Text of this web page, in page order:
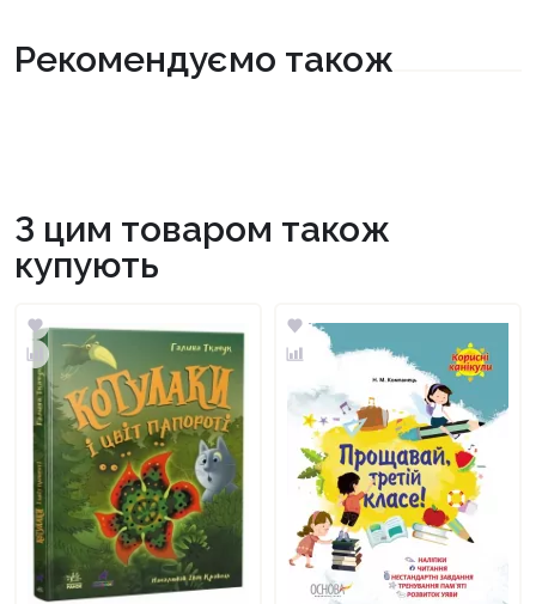
Рекомендуємо також
З цим товаром також
купують